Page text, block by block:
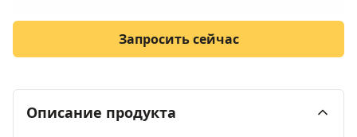
Запросить сейчас
Описание продукта